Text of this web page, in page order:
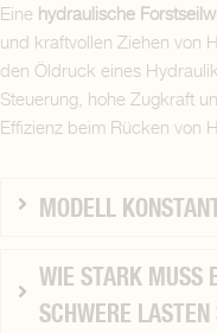
Eine hydraulische
und kraftvollen Ziehen von
den Öldruck eines
Steuerung, hohe Zugkraft
Effizienz beim Rücken von
MODELL
WIE STARK MUSS
SCHWERE